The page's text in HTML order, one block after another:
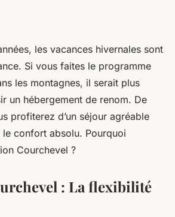
d'opter pour la
2023•2 min de lecture
les vacances hivernales sont
Si vous faites le programme
les montagnes, il serait plus
un hébergement de renom. De
profiterez d’un séjour agréable
le confort absolu. Pourquoi
Courchevel ?
: La flexibilité